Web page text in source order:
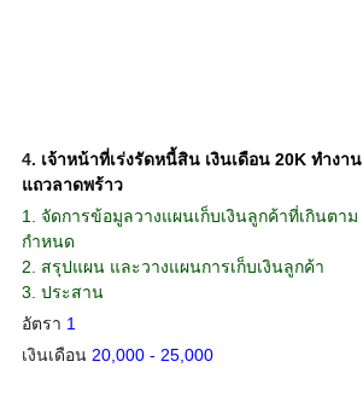
4. เจ้าหน้าที่เร่งรัดหนี้สิน เงินเดือน 20K ทำงาน
แถวลาดพร้าว
1. จัดการข้อมูลวางแผนเก็บเงินลูกค้าที่เกินตาม
กำหนด
2. สรุปแผน และวางแผนการเก็บเงินลูกค้า
3. ประสาน
อัตรา 1
เงินเดือน 20,000 - 25,000